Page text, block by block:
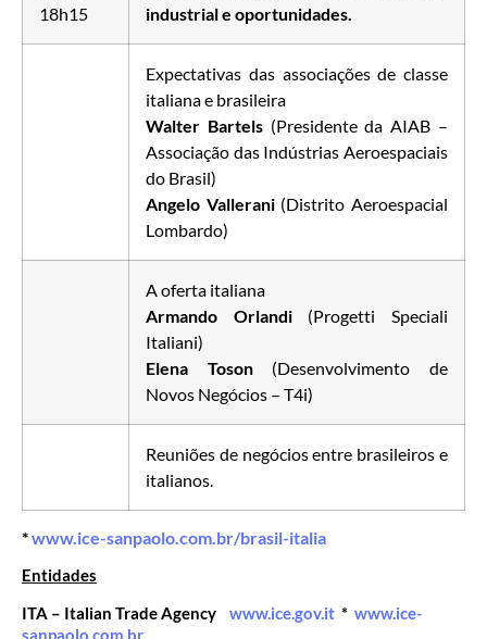
18h15
industrial e oportunidades.
Expectativas das associações de classe
italiana e brasileira
Walter Bartels (Presidente da AIAB –
Associação das Indústrias Aeroespaciais
do Brasil)
Angelo Vallerani(Distrito Aeroespacial
Lombardo)
A oferta italiana
Armando Orlandi(Progetti Speciali
Italiani)
Elena Toson (Desenvolvimento de
Novos Negócios – T4i)
Reuniões de negócios entre brasileiros e
italianos.
*www.ice-sanpaolo.com.br/brasil-italia
Entidades
ITA – Italian Trade Agency www.ice.gov.it * www.ice-
sanpaolo.com.br